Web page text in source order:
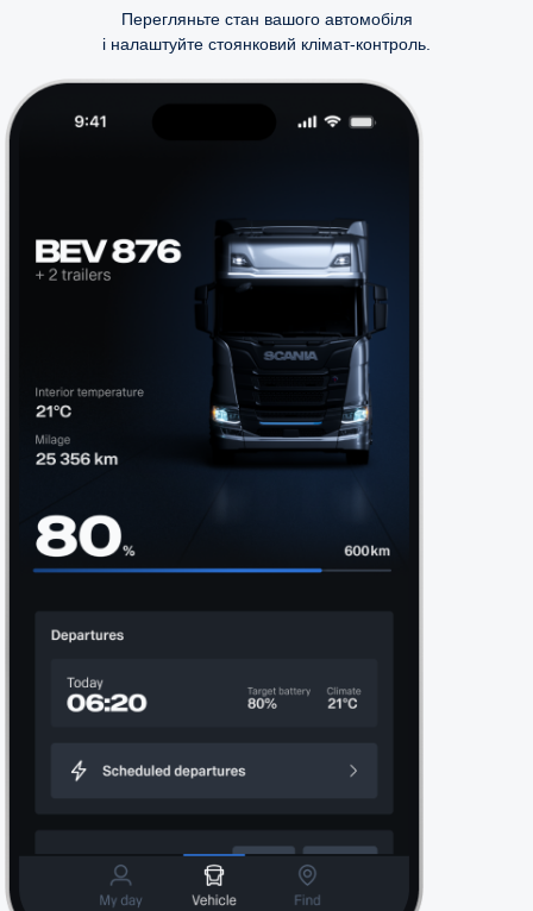
Перегляньте стан вашого автомобіля
і налаштуйте стоянковий клімат-контроль.